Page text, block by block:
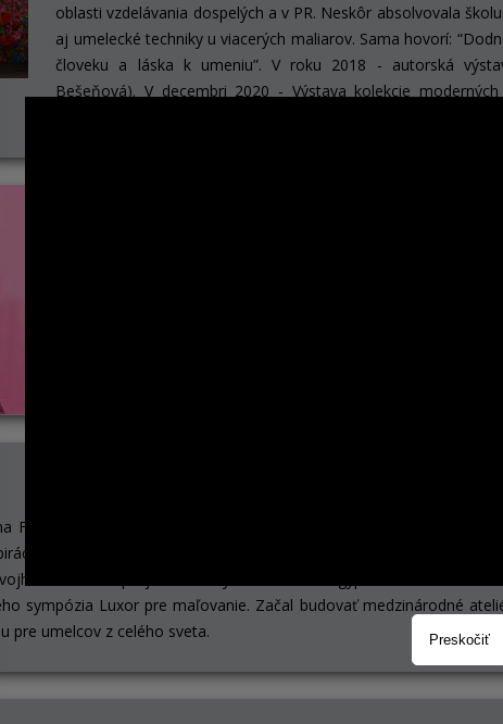
oblasti vzdelávania dospelých a v PR. Neskôr absolvovala
aj umelecké techniky u viacerých maliarov. Sama hovorí:
človeku a láska k umeniu”.V roku 2018 - autorská
Bešeňová). V decembri 2020 - Výstava kolekcie
Fakulte výtvarných umení na Minia Univerzite. Venuje sa krajinárskej
hľadá v energii a charakteristických znakoch prírodného
osobného projektu Maľby sveta očami Egypťana. Od roku 2008
sympózia Luxor pre maľovanie. Začal budovať medzinárodné
pre umelcov z celého sveta.
Preskočiť